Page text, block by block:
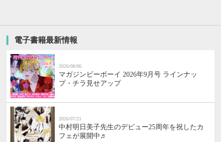
電子書籍最新情報
2026/08/06
マガジンビーボーイ 2026年9月号 ラインナッ
プ・チラ見せアップ
2026/07/21
中村明日美子先生のデビュー25周年を祝したカ
フェが展開中♬